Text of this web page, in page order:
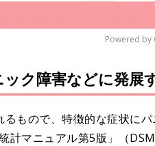
u
t
e
Powered by
ク障害などに発展
もので、特徴的な症状に
計マニュアル第5版」（